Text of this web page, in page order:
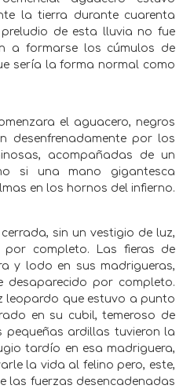
la tierra durante cuarenta
de esta lluvia no fue
a formarse los cúmulos de
sería la forma normal como
el aguacero, negros
desenfrenadamente por los
acompañadas de un
si una mano gigantesca
en los hornos del infierno.
sin un vestigio de luz,
completo. Las fieras de
y lodo en sus madrigueras,
desaparecido por completo.
leopardo que estuvo a punto
en su cubil, temeroso de
pequeñas ardillas tuvieron la
tardío en esa madriguera,
la vida al felino pero, este,
las fuerzas desencadenadas